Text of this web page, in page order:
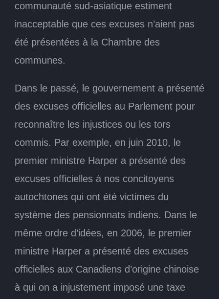
communauté sud-asiatique estiment
inacceptable que ces excuses n’aient pas
été présentées à la Chambre des
communes.
Dans le passé, le gouvernement a présenté
des excuses officielles au Parlement pour
reconnaître les injustices ou les tors
commis. Par exemple, en juin 2010, le
premier ministre Harper a présenté des
excuses officielles à nos concitoyens
autochtones qui ont été victimes du
système des pensionnats indiens. Dans le
même ordre d’idées, en 2006, le premier
ministre Harper a présenté des excuses
officielles aux Canadiens d’origine chinoise
à qui on a injustement imposé une taxe